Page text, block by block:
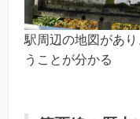
駅周辺の地図があ
うことが分かる